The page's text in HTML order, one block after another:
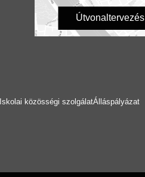
Útvonaltervezés
Iskolai közösségi szolgálatÁlláspályázat